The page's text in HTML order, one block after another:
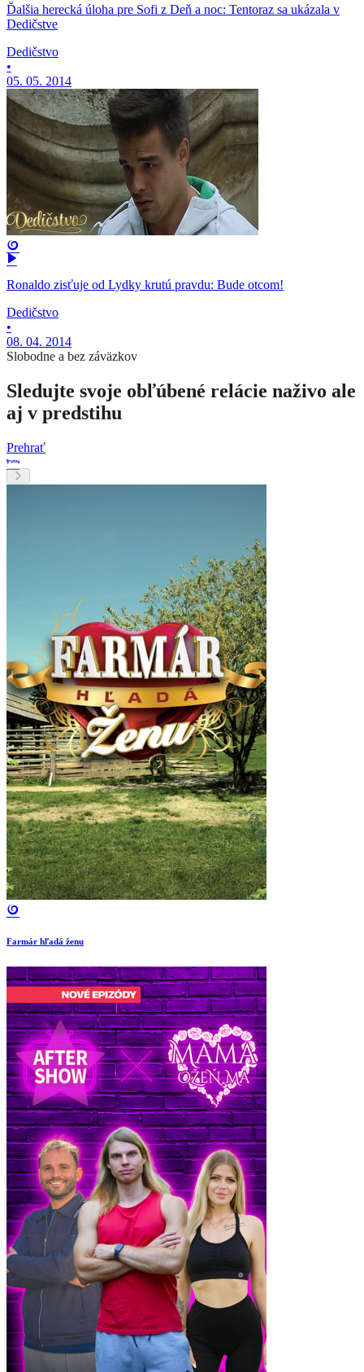
Ďalšia herecká úloha pre Sofi z Deň a noc: Tentoraz sa ukázala v
Dedičstve
Dedičstvo
•
05. 05. 2014
Ronaldo zisťuje od Lydky krutú pravdu: Bude otcom!
Dedičstvo
•
08. 04. 2014
Slobodne a bez záväzkov
Sledujte svoje obľúbené relácie naživo ale
aj v predstihu
Prehrať
Farmár hľadá ženu